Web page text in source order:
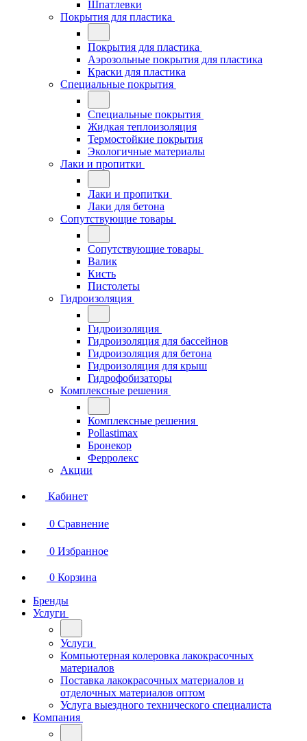
Шпатлевки
Покрытия для пластика
Покрытия для пластика
Аэрозольные покрытия для пластика
Краски для пластика
Специальные покрытия
Специальные покрытия
Жидкая теплоизоляция
Термостойкие покрытия
Экологичные материалы
Лаки и пропитки
Лаки и пропитки
Лаки для бетона
Сопутствующие товары
Сопутствующие товары
Валик
Кисть
Пистолеты
Гидроизоляция
Гидроизоляция
Гидроизоляция для бассейнов
Гидроизоляция для бетона
Гидроизоляция для крыш
Гидрофобизаторы
Комплексные решения
Комплексные решения
Pollastimax
Бронекор
Ферролекс
Акции
Кабинет
0 Сравнение
0 Избранное
0 Корзина
Бренды
Услуги
Услуги
Компьютерная колеровка лакокрасочных
материалов
Поставка лакокрасочных материалов и
отделочных материалов оптом
Услуга выездного технического специалиста
Компания